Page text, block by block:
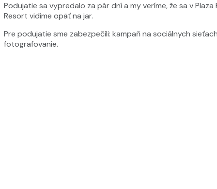
Podujatie sa vypredalo za pár dní a my veríme, že sa v Plaza
Resort vidíme opäť na jar.
Pre podujatie sme zabezpečili: kampaň na sociálnych
fotografovanie.